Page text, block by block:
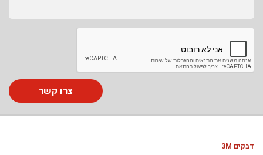
צרו קשר
דבקים 3M